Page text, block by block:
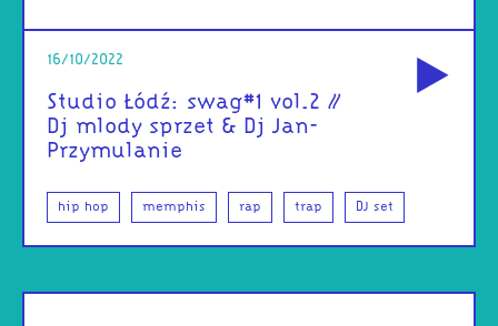
16/10/2022
Studio Łódź: swag#1 vol.2 //
Dj mlody sprzet & Dj Jan-
Przymulanie
hip hop memphis rap trap DJ set